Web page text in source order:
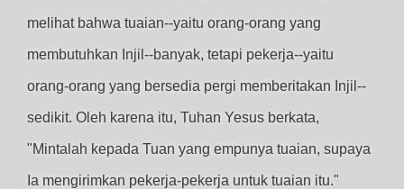
melihat bahwa tuaian--yaitu orang-orang yang
membutuhkan Injil--banyak, tetapi pekerja--yaitu
orang-orang yang bersedia pergi memberitakan Injil--
sedikit. Oleh karena itu, Tuhan Yesus berkata,
"Mintalah kepada Tuan yang empunya tuaian, supaya
Ia mengirimkan pekerja-pekerja untuk tuaian itu."